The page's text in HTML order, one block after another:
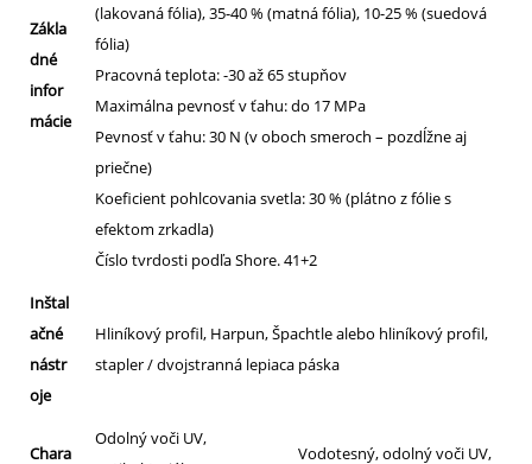
Zákla
dné
infor
mácie
(lakovaná fólia), 35-40 % (matná fólia), 10-25 % (suedová
fólia)
Pracovná teplota: -30 až 65 stupňov
Maximálna pevnosť v ťahu: do 17 MPa
Pevnosť v ťahu: 30 N (v oboch smeroch – pozdĺžne aj
priečne)
Koeficient pohlcovania svetla: 30 % (plátno z fólie s
efektom zrkadla)
Číslo tvrdosti podľa Shore. 41+2
Inštal
ačné
nástr
oje
Hliníkový profil, Harpun, Špachtle alebo hliníkový profil,
stapler / dvojstranná lepiaca páska
Chara
Odolný voči UV,
Vodotesný, odolný voči UV,